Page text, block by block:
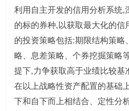
利用自主开发的信用分析系统,
的标的券种,以获取最大化的信
的投资策略包括:期限结构策略
略、息差策略、个券挖掘策略
提下,力争获取高于业绩比较基
在以上战略性资产配置的基础
下和自下而上相结合、定性分